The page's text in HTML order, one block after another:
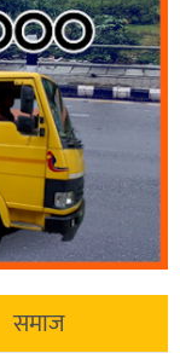
समाज